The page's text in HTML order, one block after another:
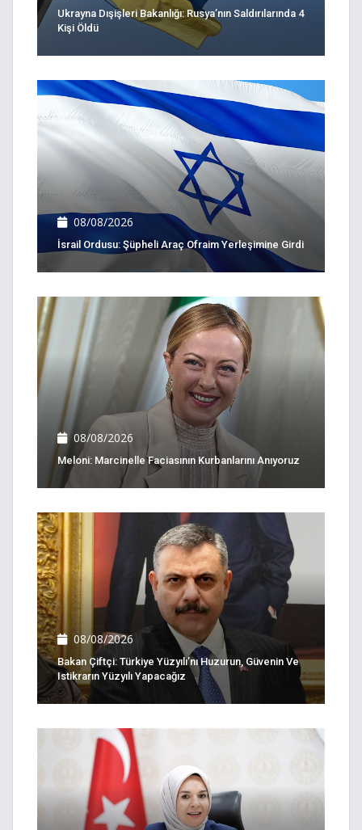
Ukrayna Dışişleri Bakanlığı: Rusya’nın Saldırılarında 4
Kişi Öldü
08/08/2026
İsrail Ordusu: Şüpheli Araç Ofraim Yerleşimine Girdi
08/08/2026
Meloni: Marcinelle Faciasının Kurbanlarını Anıyoruz
08/08/2026
Bakan Çiftçi: Türkiye Yüzyılı’nı Huzurun, Güvenin Ve
Istikrarın Yüzyılı Yapacağız